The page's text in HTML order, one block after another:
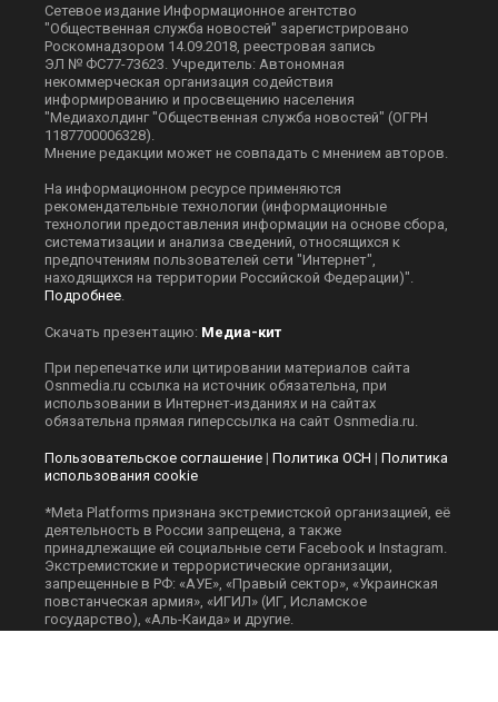
Сетевое издание Информационное агентство
"Общественная служба новостей" зарегистрировано
Роскомнадзором 14.09.2018, реестровая запись
ЭЛ № ФС77-73623. Учредитель: Автономная
некоммерческая организация содействия
информированию и просвещению населения
"Медиахолдинг "Общественная служба новостей" (ОГРН
1187700006328).
Мнение редакции может не совпадать с мнением авторов.
На информационном ресурсе применяются
рекомендательные технологии (информационные
технологии предоставления информации на основе сбора,
систематизации и анализа сведений, относящихся к
предпочтениям пользователей сети "Интернет",
находящихся на территории Российской Федерации)".
Подробнее
Скачать презентацию: Медиа-кит
При перепечатке или цитировании материалов сайта
Оsnmedia.ru ссылка на источник обязательна, при
использовании в Интернет-изданиях и на сайтах
обязательна прямая гиперссылка на сайт Оsnmedia.ru.
Пользовательское соглашение | Политика ОСН | Политика
использования cookie
*Meta Platforms признана экстремистской организацией, её
деятельность в России запрещена, а также
принадлежащие ей социальные сети Facebook и Instagram.
Экстремистские и террористические организации,
запрещенные в РФ: «АУЕ», «Правый сектор», «Украинская
повстанческая армия», «ИГИЛ» (ИГ, Исламское
государство), «Аль-Каида» и другие.